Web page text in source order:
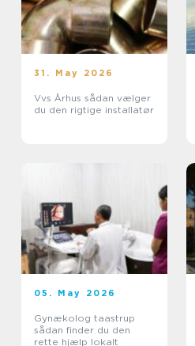
31. May 2026
Vvs Århus sådan vælger
du den rigtige installatør
05. May 2026
Gynækolog taastrup
sådan finder du den
rette hjælp lokalt